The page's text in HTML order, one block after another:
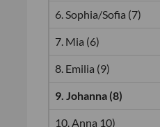
6. Sophia/Sofia (7)
7. Mia (6)
8. Emilia (9)
9. Johanna (8)
10. Anna 10)